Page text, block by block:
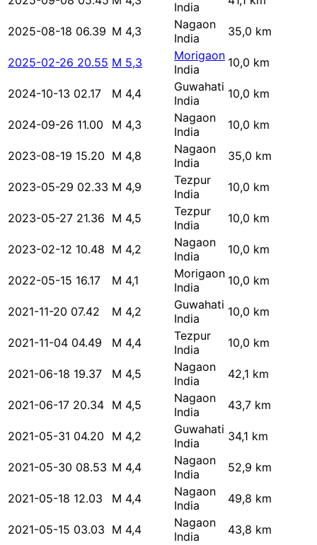
India
2025-08-18 06.39 M 4,3
Nagaon
India
35,0 km
2025-02-26 20.55 M 5,3
Morigaon
India
10,0 km
2024-10-13 02.17 M 4,4
Guwahati
India
10,0 km
2024-09-26 11.00 M 4,3
Nagaon
India
10,0 km
2023-08-19 15.20 M 4,8
Nagaon
India
35,0 km
2023-05-29 02.33 M 4,9
Tezpur
India
10,0 km
2023-05-27 21.36 M 4,5
Tezpur
India
10,0 km
2023-02-12 10.48 M 4,2
Nagaon
India
10,0 km
2022-05-15 16.17 M 4,1
Morigaon
India
10,0 km
2021-11-20 07.42 M 4,2
Guwahati
India
10,0 km
2021-11-04 04.49 M 4,4
Tezpur
India
10,0 km
2021-06-18 19.37 M 4,5
Nagaon
India
42,1 km
2021-06-17 20.34 M 4,5
Nagaon
India
43,7 km
2021-05-31 04.20 M 4,2
Guwahati
India
34,1 km
2021-05-30 08.53 M 4,4
Nagaon
India
52,9 km
2021-05-18 12.03 M 4,4
Nagaon
India
49,8 km
2021-05-15 03.03 M 4,4
Nagaon
India
43,8 km